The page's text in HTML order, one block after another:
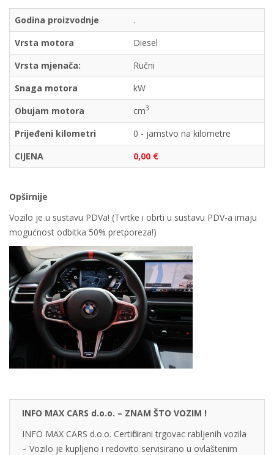
Godina proizvodnje
.
Vrsta motora
Diesel
Vrsta mjenača:
Ručni
Snaga motora
kW
Obujam motora
cm3
Prijeđeni kilometri
0 - jamstvo na kilometre
CIJENA
0,00 €
Opširnije
Vozilo je u sustavu PDVa! (Tvrtke i obrti u sustavu PDV-a imaju
mogućnost odbitka 50% pretporeza!)
INFO MAX CARS d.o.o. – ZNAM ŠTO VOZIM !
INFO MAX CARS d.o.o. Certificirani trgovac rabljenih vozila
– Vozilo je kupljeno i redovito servisirano u ovlaštenim